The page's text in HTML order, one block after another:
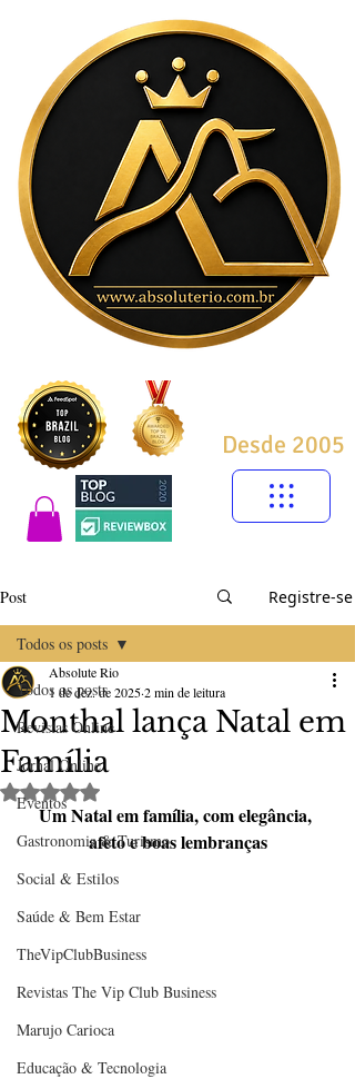
Desde 2005
Post Registre-se
Todos os posts
Revistas Online
Jornal Online
Eventos
Gastronomia & Turismo
Social & Estilos
Saúde & Bem Estar
TheVipClubBusiness
Revistas The Vip Club Business
Marujo Carioca
Educação & Tecnologia
Todos os posts
Monthal lança Natal em
Família
Absolute Rio
1 de dez. de 20252 min de leitura
Avaliado com NaN de 5 estrelas.
Um Natal em família, com elegância,
afeto e boas lembranças